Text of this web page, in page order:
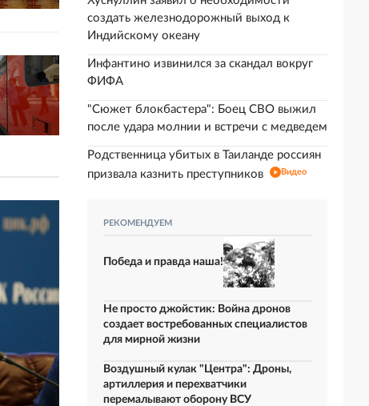
создать железнодорожный выход к
Индийскому океану
Инфантино извинился за скандал вокруг
ФИФА
"Сюжет блокбастера": Боец СВО выжил
после удара молнии и встречи с медведем
Родственница убитых в Таиланде россиян
призвала казнить преступников
Видео
РЕКОМЕНДУЕМ
Победа и правда наша!
Не просто джойстик: Война дронов
создает востребованных специалистов
для мирной жизни
Воздушный кулак "Центра": Дроны,
артиллерия и перехватчики
перемалывают оборону ВСУ